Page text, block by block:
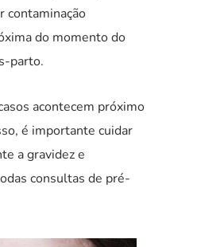
contaminação
do momento do
parto.
acontecem próximo
é importante cuidar
a gravidez e
consultas de pré-